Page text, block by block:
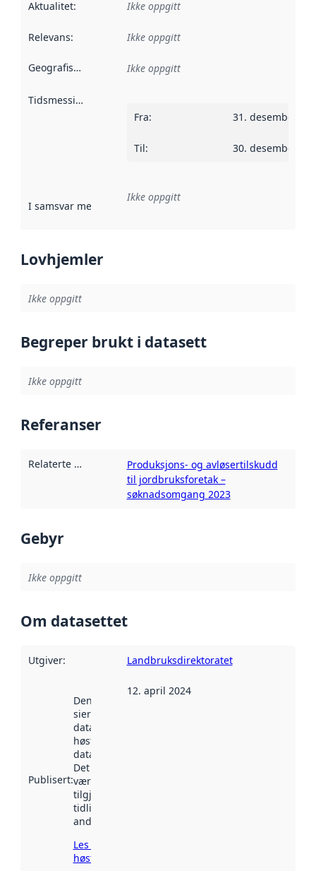
Aktualitet: Ikke oppgitt
Relevans: Ikke oppgitt
Geografisk avgrensning :
Ikke oppgitt
Tidsmessig avgrensning
Fra: 31. desember
Til: 30. desember
I samsvar med Referanse til en implementasjonsregel
Ikke oppgitt
Lovhjemler
Ikke oppgitt
Begreper brukt i datasett
Ikke oppgitt
Referanser
Relaterte ressurser
Produksjons- og avløsertilskudd
til jordbruksforetak –
søknadsomgang 2023
Gebyr
Ikke oppgitt
Om datasettet
Utgiver: Landbruksdirektoratet
Publisert:
Denne datoen
sier når
datasettet ble
høstet av
data.norge.no.
Det kan ha
vært
tilgjengelig
tidligere
andre steder.
Les mer om
høsting her
12. april 2024